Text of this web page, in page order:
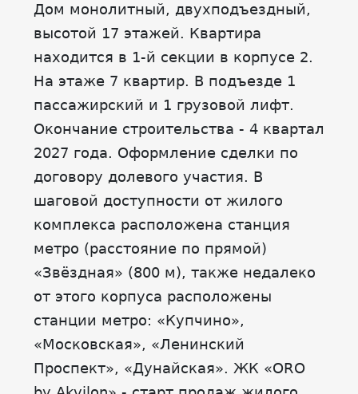
Дом монолитный, двухподъездный,
высотой 17 этажей. Квартира
находится в 1-й секции в корпусе 2.
На этаже 7 квартир. В подъезде 1
пассажирский и 1 грузовой лифт.
Окончание строительства - 4 квартал
2027 года. Оформление сделки по
договору долевого участия. В
шаговой доступности от жилого
комплекса расположена станция
метро (расстояние по прямой)
«Звёздная» (800 м), также недалеко
от этого корпуса расположены
станции метро: «Купчино»,
«Московская», «Ленинский
Проспект», «Дунайская». ЖК «ORO